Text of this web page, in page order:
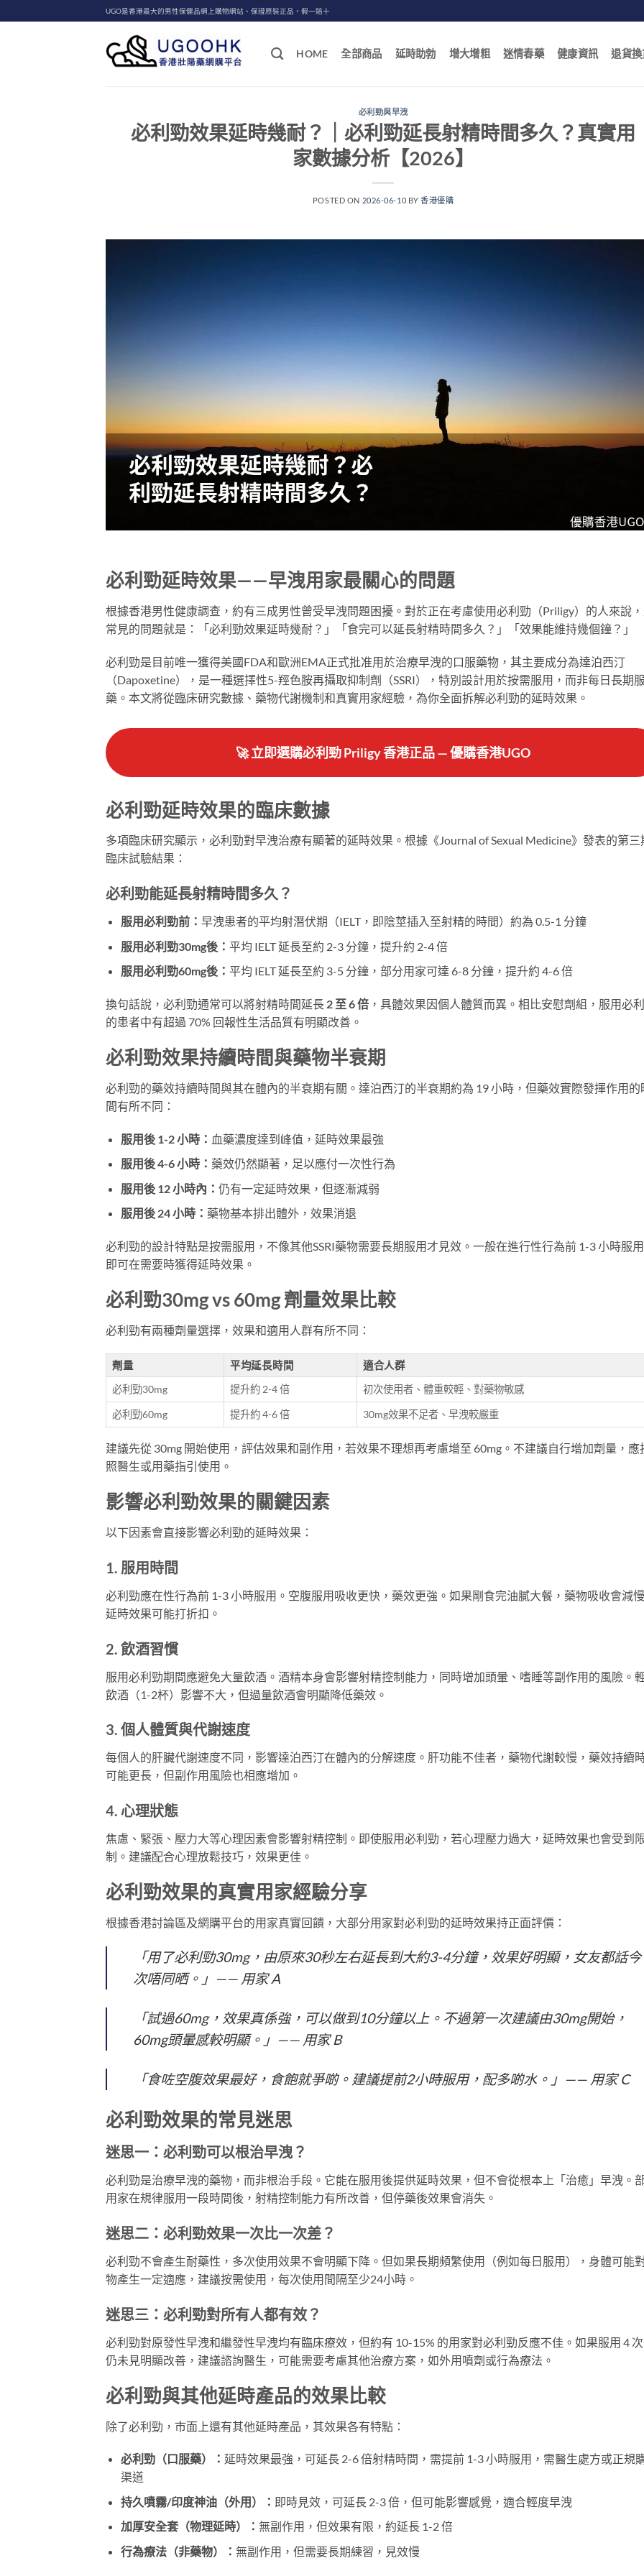
to
UGO是香港最大的男性保健品網上購物網站、保證原裝正品，假一賠十
HOME 全部商品 延時助勃 增大增粗 迷情春藥 健康資訊 退貨換
必利勁與早洩
必利勁效果延時幾耐？｜必利勁延長射精時間多久？真實用
家數據分析【2026】
POSTED ON 2026-06-10 BY香港優購
必利勁延時效果——早洩用家最關心的問題
根據香港男性健康調查，約有三成男性曾受早洩問題困擾。對於正在考慮使用必利勁（Priligy）的人來說
常見的問題就是：「必利勁效果延時幾耐？」「食完可以延長射精時間多久？」「效果能維持幾個鐘？」
必利勁是目前唯一獲得美國FDA和歐洲EMA正式批准用於治療早洩的口服藥物，其主要成分為達泊西汀
（Dapoxetine），是一種選擇性5-羥色胺再攝取抑制劑（SSRI），特別設計用於按需服用，而非每日長期
藥。本文將從臨床研究數據、藥物代謝機制和真實用家經驗，為你全面拆解必利勁的延時效果。
🚀 立即選購必利勁 Priligy 香港正品 — 優購香港UGO
必利勁延時效果的臨床數據
多項臨床研究顯示，必利勁對早洩治療有顯著的延時效果。根據《Journal of Sexual Medicine》發表的第三
臨床試驗結果：
必利勁能延長射精時間多久？
服用必利勁前： 早洩患者的平均射潛伏期（IELT，即陰莖插入至射精的時間）約為 0.5-1 分鐘
服用必利勁30mg後： 平均 IELT 延長至約 2-3 分鐘，提升約 2-4 倍
服用必利勁60mg後： 平均 IELT 延長至約 3-5 分鐘，部分用家可達 6-8 分鐘，提升約 4-6 倍
換句話說，必利勁通常可以將射精時間延長 2 至 6 倍 ，具體效果因個人體質而異。相比安慰劑組，服用必
的患者中有超過 70% 回報性生活品質有明顯改善。
必利勁效果持續時間與藥物半衰期
必利勁的藥效持續時間與其在體內的半衰期有關。達泊西汀的半衰期約為 19 小時，但藥效實際發揮作用的
間有所不同：
服用後 1-2 小時： 血藥濃度達到峰值，延時效果最強
服用後 4-6 小時： 藥效仍然顯著，足以應付一次性行為
服用後 12 小時內： 仍有一定延時效果，但逐漸減弱
服用後 24 小時： 藥物基本排出體外，效果消退
必利勁的設計特點是按需服用，不像其他SSRI藥物需要長期服用才見效。一般在進行性行為前 1-3 小時服
即可在需要時獲得延時效果。
必利勁30mg vs 60mg 劑量效果比較
必利勁有兩種劑量選擇，效果和適用人群有所不同：
劑量 平均延長時間
適合人群
必利勁30mg
提升約 2-4 倍 初次使用者、體重較輕、對藥物敏感
必利勁60mg 提升約 4-6 倍 30mg效果不足者、早洩較嚴重
建議先從 30mg 開始使用，評估效果和副作用，若效果不理想再考慮增至 60mg。不建議自行增加劑量，應
照醫生或用藥指引使用。
影響必利勁效果的關鍵因素
以下因素會直接影響必利勁的延時效果：
1. 服用時間
必利勁應在性行為前 1-3 小時服用。空腹服用吸收更快，藥效更強。如果剛食完油膩大餐，藥物吸收會減
延時效果可能打折扣。
2. 飲酒習慣
服用必利勁期間應避免大量飲酒。酒精本身會影響射精控制能力，同時增加頭暈、嗜睡等副作用的風險。
飲酒（1-2杯）影響不大，但過量飲酒會明顯降低藥效。
3. 個人體質與代謝速度
每個人的肝臟代謝速度不同，影響達泊西汀在體內的分解速度。肝功能不佳者，藥物代謝較慢，藥效持續
可能更長，但副作用風險也相應增加。
4. 心理狀態
焦慮、緊張、壓力大等心理因素會影響射精控制。即使服用必利勁，若心理壓力過大，延時效果也會受到
制。建議配合心理放鬆技巧，效果更佳。
必利勁效果的真實用家經驗分享
根據香港討論區及網購平台的用家真實回饋，大部分用家對必利勁的延時效果持正面評價：
「用了必利勁30mg，由原來30秒左右延長到大約3-4分鐘，效果好明顯，女友都話今
次唔同晒。」—— 用家 A
「試過60mg，效果真係強，可以做到10分鐘以上。不過第一次建議由30mg開始，
60mg頭暈感較明顯。」—— 用家 B
「食咗空腹效果最好，食飽就爭啲。建議提前2小時服用，配多啲水。」—— 用家 C
必利勁效果的常見迷思
迷思一：必利勁可以根治早洩？
必利勁是治療早洩的藥物，而非根治手段。它能在服用後提供延時效果，但不會從根本上「治癒」早洩。
用家在規律服用一段時間後，射精控制能力有所改善，但停藥後效果會消失。
迷思二：必利勁效果一次比一次差？
必利勁不會產生耐藥性，多次使用效果不會明顯下降。但如果長期頻繁使用（例如每日服用），身體可能
物產生一定適應，建議按需使用，每次使用間隔至少24小時。
迷思三：必利勁對所有人都有效？
必利勁對原發性早洩和繼發性早洩均有臨床療效，但約有 10-15% 的用家對必利勁反應不佳。如果服用 4
仍未見明顯改善，建議諮詢醫生，可能需要考慮其他治療方案，如外用噴劑或行為療法。
必利勁與其他延時產品的效果比較
除了必利勁，市面上還有其他延時產品，其效果各有特點：
必利勁（口服藥）： 延時效果最強，可延長 2-6 倍射精時間，需提前 1-3 小時服用，需醫生處方或正規
渠道
持久噴霧/印度神油（外用）： 即時見效，可延長 2-3 倍，但可能影響感覺，適合輕度早洩
加厚安全套（物理延時）： 無副作用，但效果有限，約延長 1-2 倍
行為療法（非藥物）： 無副作用，但需要長期練習，見效慢